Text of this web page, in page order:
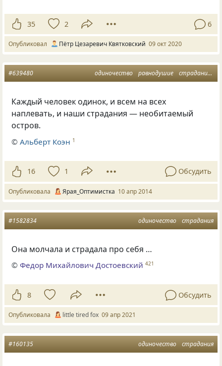
35 2 6
Опубликовал Пётр Цезаревич Квятковский 09 окт 2020
одиночество равнодушие страдания
#639480
Каждый человек одинок, и всем на всех
наплевать, и наши страдания — необитаемый
остров.
©Альберт Коэн 1
16 1 Обсудить
Опубликовала Ярая_Оптимистка 10 апр 2014
одиночество страдания
#1582834
Она молчала и страдала про себя …
©Федор Михайлович Достоевский 421
8 Обсудить
Опубликовала little tired fox 09 апр 2021
одиночество страдания
#160135